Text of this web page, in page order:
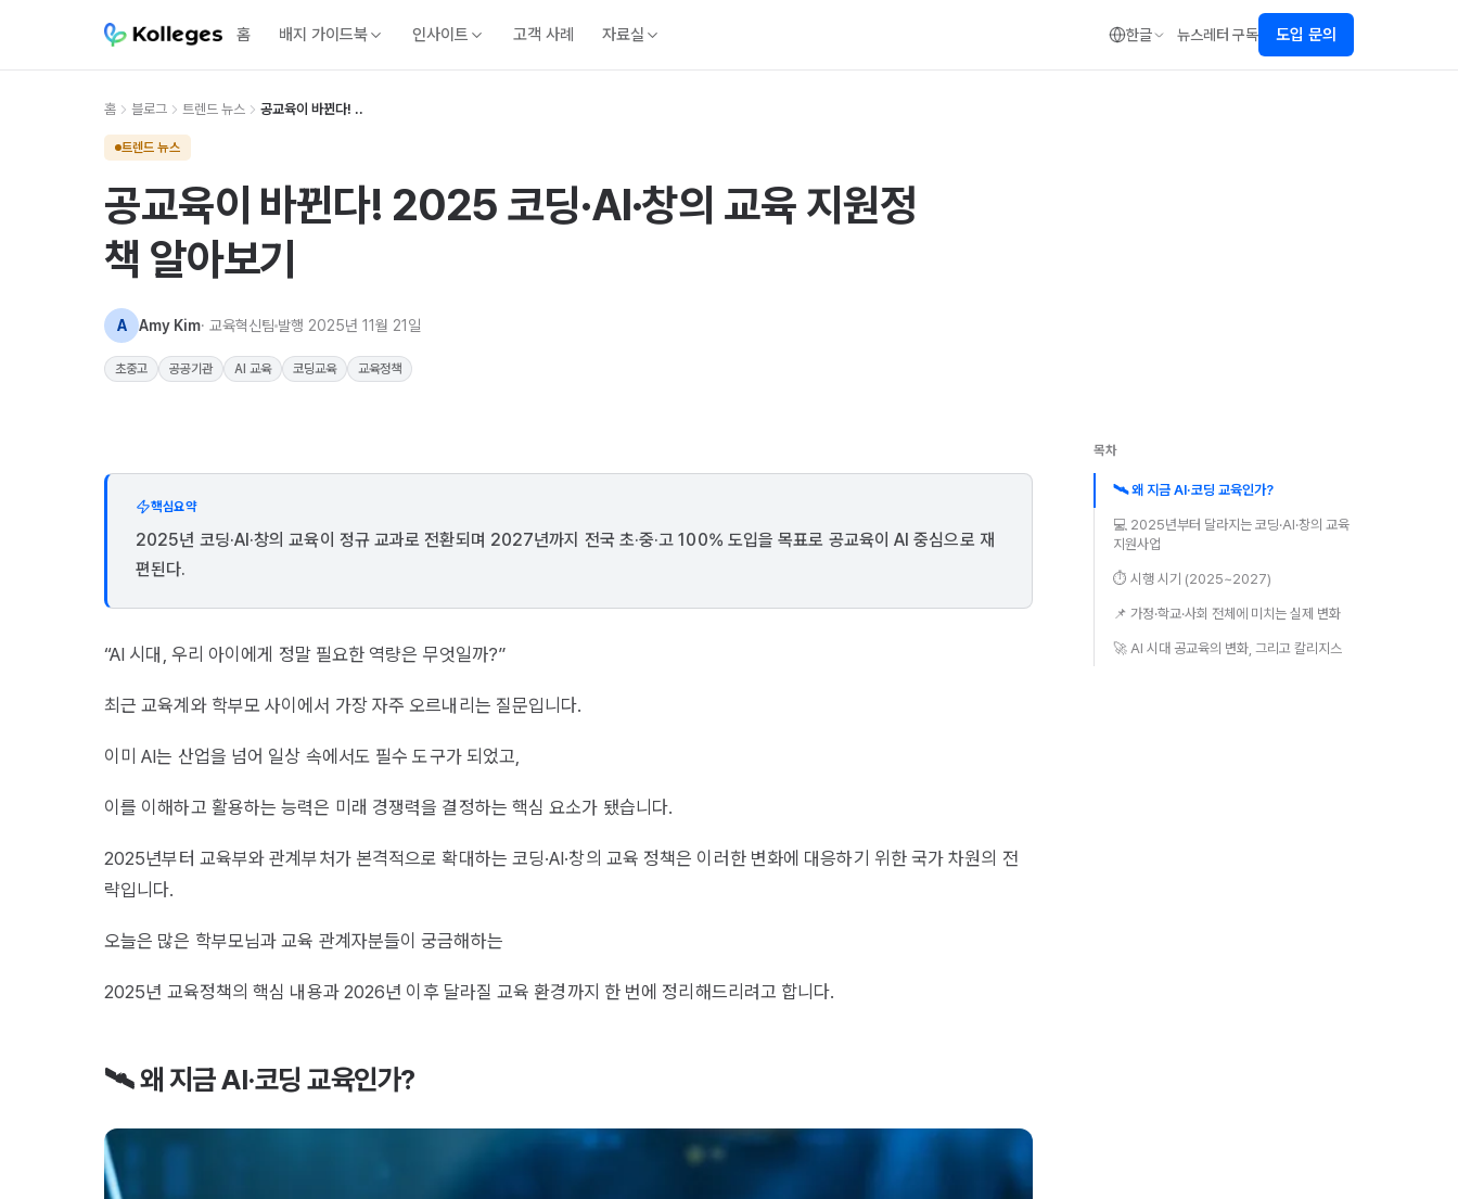
홈 배지 가이드북 인사이트 고객 사례 자료실 한글 뉴스레터 구독 도입 문의
홈 블로그 트렌드 뉴스 공교육이 바뀐다! ..
트렌드 뉴스
공교육이 바뀐다! 2025 코딩·AI·창의 교육 지원정
책 알아보기
A Amy Kim· 교육혁신팀 발행 2025년 11월 21일
초중고 공공기관 AI 교육 코딩교육 교육정책
핵심요약
2025년 코딩·AI·창의 교육이 정규 교과로 전환되며 2027년까지 전국 초·중·고 100% 도입을 목표로 공교육이 AI 중심으로 재
편된다.
“AI 시대, 우리 아이에게 정말 필요한 역량은 무엇일까?”
최근 교육계와 학부모 사이에서 가장 자주 오르내리는 질문입니다.
이미 AI는 산업을 넘어 일상 속에서도 필수 도구가 되었고,
이를 이해하고 활용하는 능력은 미래 경쟁력을 결정하는 핵심 요소가 됐습니다.
2025년부터 교육부와 관계부처가 본격적으로 확대하는 코딩·AI·창의 교육 정책은 이러한 변화에 대응하기 위한 국가 차원의 전
략입니다.
오늘은 많은 학부모님과 교육 관계자분들이 궁금해하는
2025년 교육정책의 핵심 내용과 2026년 이후 달라질 교육 환경까지 한 번에 정리해드리려고 합니다.
🛰️ 왜 지금 AI·코딩 교육인가?
목차
🛰️ 왜 지금 AI·코딩 교육인가?
💻 2025년부터 달라지는 코딩·AI·창의 교육
지원사업
⏱️ 시행 시기 (2025~2027)
📌 가정·학교·사회 전체에 미치는 실제 변화
🚀 AI 시대 공교육의 변화, 그리고 칼리지스